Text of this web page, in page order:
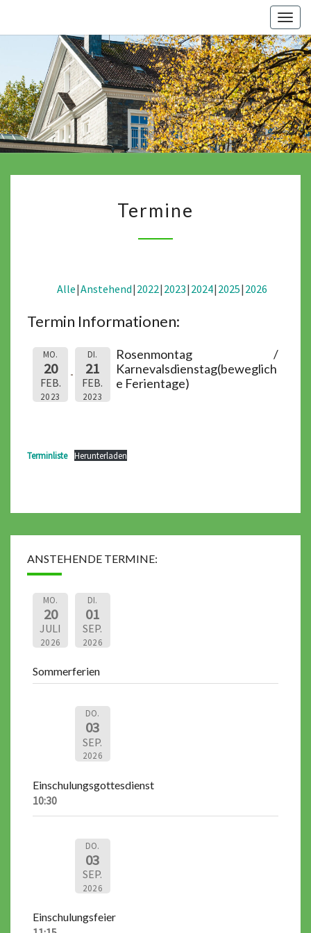
Termine
Alle Anstehend 2022 2023 2024 2025 2026
Termin Informationen:
MO.
20
FEB.
2023
DI.
21
FEB.
2023
Rosenmontag /
Karnevalsdienstag(beweglich
e Ferientage)
Terminliste Herunterladen
ANSTEHENDE TERMINE:
MO.
20
JULI
2026
DI.
01
SEP.
2026
Sommerferien
DO.
03
SEP.
2026
Einschulungsgottesdienst
10:30
DO.
03
SEP.
2026
Einschulungsfeier